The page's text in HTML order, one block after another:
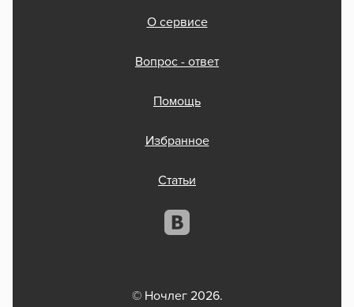
О сервисе
Вопрос - ответ
Помощь
Избранное
Статьи
© Ночлег 2026.